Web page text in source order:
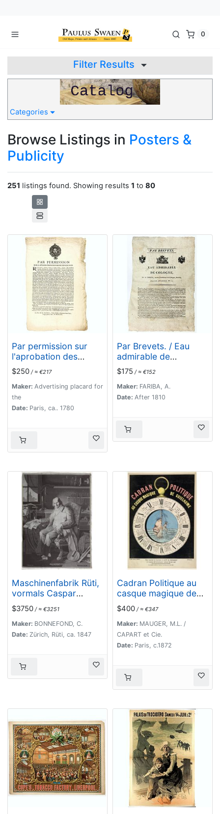
0
Filter Results
Categories
Browse Listings in Posters &
Publicity
251 listings found. Showing results 1 to 80
Par permission sur
l'aprobation des
médecins du roi...la
véritable Boule de
Mars...
$250 / ≈ €217
Maker: Advertising placard for
the
Date: Paris, ca.. 1780
Par Brevets. / Eau
admirable de
Cologne, de A. Farina,
ancien Distillateur de
Cologne, breveté,
Place Juliers, N°11.
$175 / ≈ €152
Maker: FARIBA, A.
Date: After 1810
Maschinenfabrik Rüti,
vormals Caspar
Honegger tex.
$3750 / ≈ €3251
Maker: BONNEFOND, C.
Date: Zürich, Rüti, ca. 1847
Cadran Politique au
casque magique de
guillaume.
$400 / ≈ €347
Maker: MAUGER, M.L. /
CAPART et Cie.
Date: Paris, c.1872